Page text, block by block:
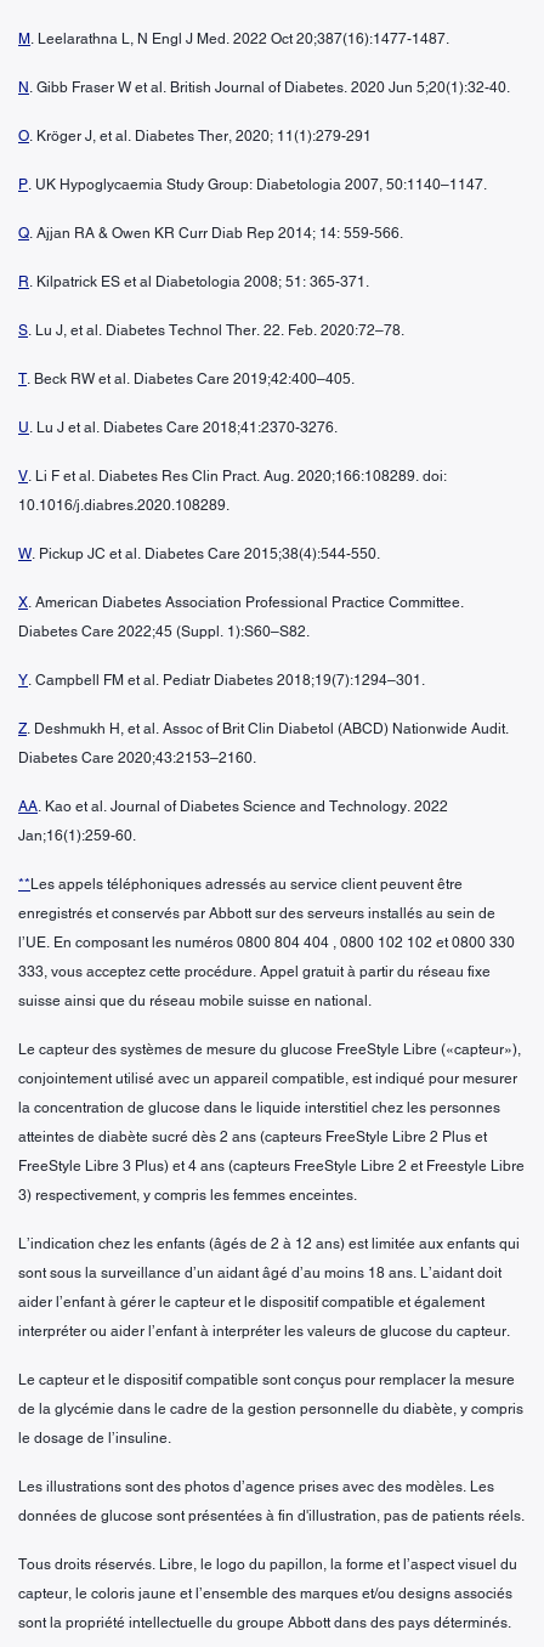
M . Leelarathna L, N Engl J Med. 2022 Oct 20;387(16):1477-1487.
N . Gibb Fraser W et al. British Journal of Diabetes. 2020 Jun 5;20(1):32-40.
O. Kröger J, et al. Diabetes Ther, 2020; 11(1):279-291
P. UK Hypoglycaemia Study Group: Diabetologia 2007, 50:1140–1147.
Q. Ajjan RA & Owen KR Curr Diab Rep 2014; 14: 559-566.
R. Kilpatrick ES et al Diabetologia 2008; 51: 365-371.
S. Lu J, et al. Diabetes Technol Ther. 22. Feb. 2020:72–78.
T. Beck RW et al. Diabetes Care 2019;42:400–405.
U. Lu J et al. Diabetes Care 2018;41:2370-3276.
V. Li F et al. Diabetes Res Clin Pract. Aug. 2020;166:108289. doi:
10.1016/j.diabres.2020.108289.
W. Pickup JC et al. Diabetes Care 2015;38(4):544-550.
X. American Diabetes Association Professional Practice Committee.
Diabetes Care 2022;45 (Suppl. 1):S60–S82.
Y. Campbell FM et al. Pediatr Diabetes 2018;19(7):1294–301.
Z. Deshmukh H, et al. Assoc of Brit Clin Diabetol (ABCD) Nationwide Audit.
Diabetes Care 2020;43:2153–2160.
AA. Kao et al. Journal of Diabetes Science and Technology. 2022
Jan;16(1):259-60.
** Les appels téléphoniques adressés au service client peuvent être
enregistrés et conservés par Abbott sur des serveurs installés au sein de
l’UE. En composant les numéros 0800 804 404 , 0800 102 102 et 0800 330
333, vous acceptez cette procédure. Appel gratuit à partir du réseau fixe
suisse ainsi que du réseau mobile suisse en national.
Le capteur des systèmes de mesure du glucose FreeStyle Libre («capteur»),
conjointement utilisé avec un appareil compatible, est indiqué pour mesurer
la concentration de glucose dans le liquide interstitiel chez les personnes
atteintes de diabète sucré dès 2 ans (capteurs FreeStyle Libre 2 Plus et
FreeStyle Libre 3 Plus) et 4 ans (capteurs FreeStyle Libre 2 et Freestyle Libre
3) respectivement, y compris les femmes enceintes.
L’indication chez les enfants (âgés de 2 à 12 ans) est limitée aux enfants qui
sont sous la surveillance d’un aidant âgé d’au moins 18 ans. L’aidant doit
aider l’enfant à gérer le capteur et le dispositif compatible et également
interpréter ou aider l’enfant à interpréter les valeurs de glucose du capteur.
Le capteur et le dispositif compatible sont conçus pour remplacer la mesure
de la glycémie dans le cadre de la gestion personnelle du diabète, y compris
le dosage de l’insuline.
Les illustrations sont des photos d’agence prises avec des modèles. Les
données de glucose sont présentées à fin d'illustration, pas de patients réels.
Tous droits réservés. Libre, le logo du papillon, la forme et l’aspect visuel du
capteur, le coloris jaune et l’ensemble des marques et/ou designs associés
sont la propriété intellectuelle du groupe Abbott dans des pays déterminés.